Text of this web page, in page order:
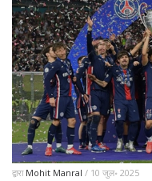
द्वारा Mohit Manral / 10 जुल॰ 2025